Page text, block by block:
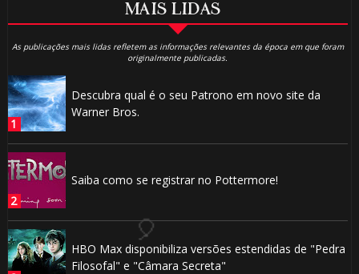
MAIS LIDAS
As publicações mais lidas refletem as informações relevantes da época em que foram
originalmente publicadas.
Descubra qual é o seu Patrono em novo site da
Warner Bros.
Saiba como se registrar no Pottermore!
HBO Max disponibiliza versões estendidas de "Pedra
Filosofal" e "Câmara Secreta"
1️⃣ 8️⃣